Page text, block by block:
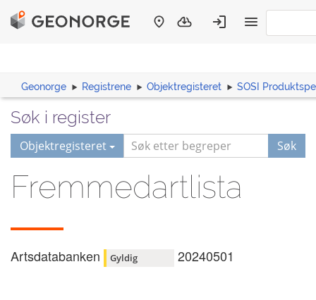
Geonorge Registrene Objektregisteret SOSI
Søk i register
Objektregisteret Søk
Fremmedartlista
Artsdatabanken Gyldig 20240501